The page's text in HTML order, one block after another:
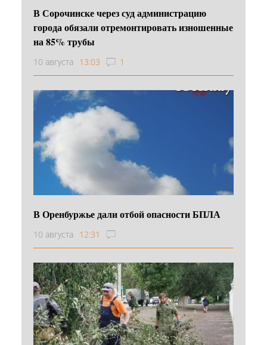
В Сорочинске через суд администрацию
города обязали отремонтировать изношенные
на 85% трубы
10 августа 13:03 1
В Оренбуржье дали отбой опасности БПЛА
10 августа 12:31